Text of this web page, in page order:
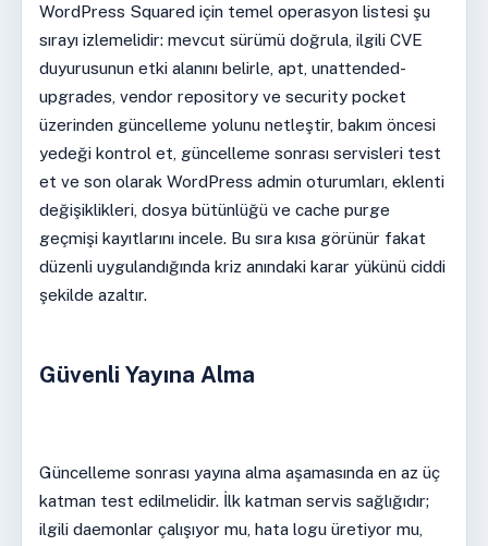
WordPress Squared için temel operasyon listesi şu
sırayı izlemelidir: mevcut sürümü doğrula, ilgili CVE
duyurusunun etki alanını belirle, apt, unattended-
upgrades, vendor repository ve security pocket
üzerinden güncelleme yolunu netleştir, bakım öncesi
yedeği kontrol et, güncelleme sonrası servisleri test
et ve son olarak WordPress admin oturumları, eklenti
değişiklikleri, dosya bütünlüğü ve cache purge
geçmişi kayıtlarını incele. Bu sıra kısa görünür fakat
düzenli uygulandığında kriz anındaki karar yükünü ciddi
şekilde azaltır.
Güvenli Yayına Alma
Güncelleme sonrası yayına alma aşamasında en az üç
katman test edilmelidir. İlk katman servis sağlığıdır;
ilgili daemonlar çalışıyor mu, hata logu üretiyor mu,